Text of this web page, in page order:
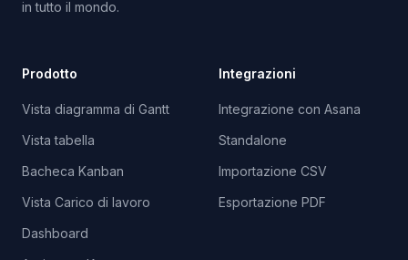
in tutto il mondo.
Prodotto
Vista diagramma di Gantt
Vista tabella
Bacheca Kanban
Vista Carico di lavoro
Dashboard
Integrazioni
Integrazione con Asana
Standalone
Importazione CSV
Esportazione PDF